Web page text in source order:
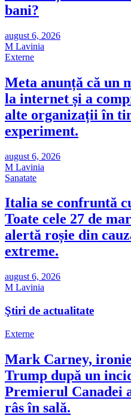
bani?
august 6, 2026
M Lavinia
Externe
Meta anunță că un
la internet și a
alte organizații în
experiment.
august 6, 2026
M Lavinia
Sanatate
Italia se confruntă
Toate cele 27 de
alertă roșie din
extreme.
august 6, 2026
M Lavinia
Ştiri de actualitate
Externe
Mark Carney,
Trump după un
Premierul Canadei
râs în sală.